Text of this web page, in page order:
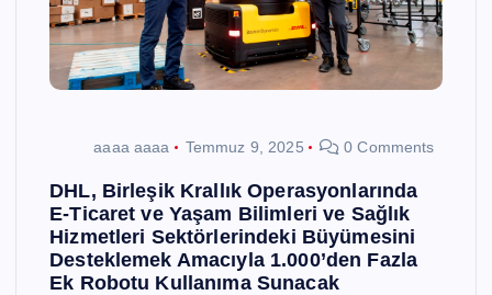
aaaa aaaa Temmuz 9, 2025 0 Comments
DHL, Birleşik Krallık Operasyonlarında
E-Ticaret ve Yaşam Bilimleri ve Sağlık
Hizmetleri Sektörlerindeki Büyümesini
Desteklemek Amacıyla 1.000’den Fazla
Ek Robotu Kullanıma Sunacak